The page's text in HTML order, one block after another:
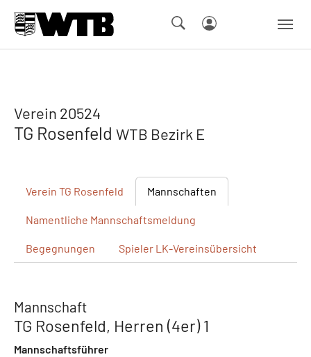
Verein 20524
TG Rosenfeld WTB Bezirk E
Verein TG Rosenfeld Mannschaften
Namentliche Mannschaftsmeldung
Begegnungen Spieler LK-Vereinsübersicht
Mannschaft
TG Rosenfeld, Herren (4er) 1
Mannschaftsführer